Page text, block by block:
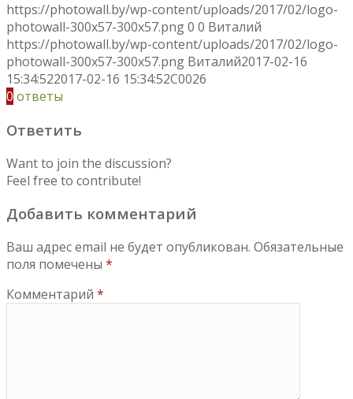
https://photowall.by/wp-content/uploads/2017/02/logo-
photowall-300x57-300x57.png0 0 Виталий
https://photowall.by/wp-content/uploads/2017/02/logo-
photowall-300x57-300x57.png Виталий2017-02-16
15:34:522017-02-16 15:34:52C0026
0 ответы
Ответить
Want to join the discussion?
Feel free to contribute!
Добавить комментарий
Ваш адрес email не будет опубликован. Обязательные
поля помечены *
Комментарий *